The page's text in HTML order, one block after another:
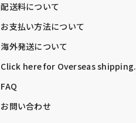
配送料について
お支払い方法について
海外発送について
Click here for Overseas shipping.
FAQ
お問い合わせ